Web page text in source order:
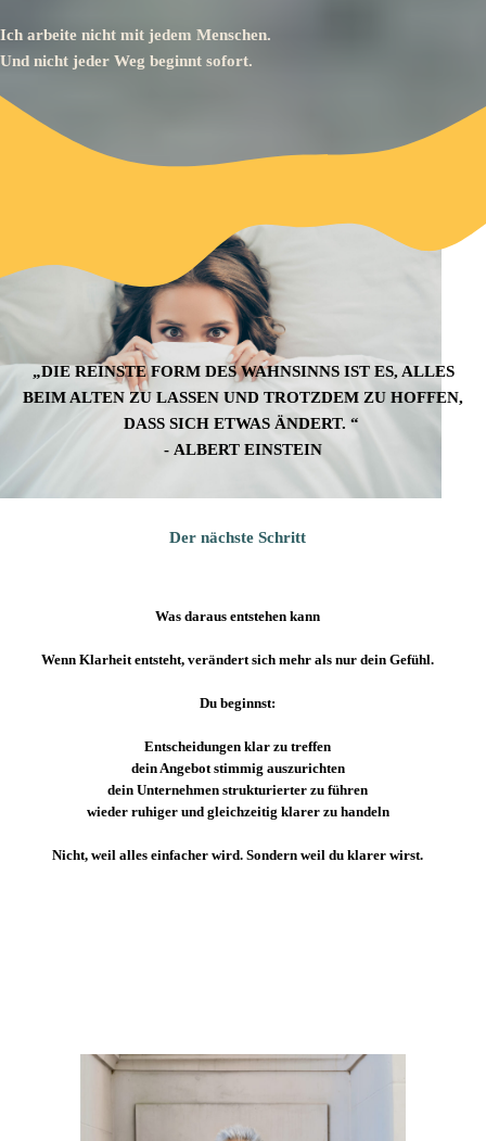
Ich arbeite nicht mit jedem Menschen.
Und nicht jeder Weg beginnt sofort.
„DIE REINSTE FORM DES WAHNSINNS IST ES, ALLES
BEIM ALTEN ZU LASSEN UND TROTZDEM ZU HOFFEN,
DASS SICH ETWAS ÄNDERT. “
- ⁠ALBERT EINSTEIN
Der nächste Schritt
Was daraus entstehen kann
Wenn Klarheit entsteht, verändert sich mehr als nur dein Gefühl.
Du beginnst:
Entscheidungen klar zu treffen
dein Angebot stimmig auszurichten
dein Unternehmen strukturierter zu führen
wieder ruhiger und gleichzeitig klarer zu handeln
Nicht, weil alles einfacher wird. Sondern weil du klarer wirst.